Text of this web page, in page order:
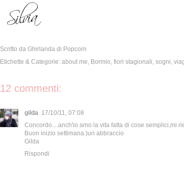
Scritto da Ghirlanda di Popcorn
Etichette & Categorie: about me, Bormio, fiori stagionali, sogni,
12 commenti:
gilda 17/10/11, 07:08
Concordo....anch'io amo la vita fatta di cose semplici,mi
Buon inizio settimana:)un abbraccio
Gilda
Rispondi